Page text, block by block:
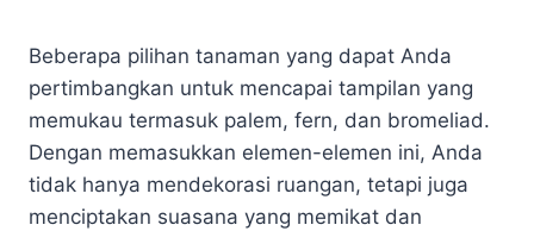
Beberapa pilihan tanaman yang dapat Anda
pertimbangkan untuk mencapai tampilan yang
memukau termasuk palem, fern, dan bromeliad.
Dengan memasukkan elemen-elemen ini, Anda
tidak hanya mendekorasi ruangan, tetapi juga
menciptakan suasana yang memikat dan